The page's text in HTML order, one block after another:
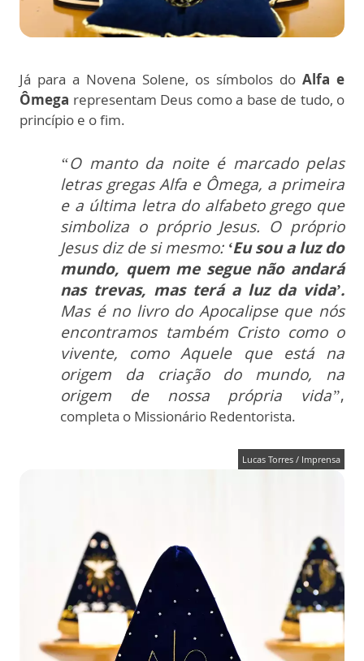
Já para a Novena Solene, os símbolos do Alfa e
Ômega representam Deus como a base de tudo, o
princípio e o fim.
“O manto da noite é marcado pelas
letras gregas Alfa e Ômega, a primeira
e a última letra do alfabeto grego que
simboliza o próprio Jesus. O próprio
Jesus diz de si mesmo: ‘Eu sou a luz do
mundo, quem me segue não andará
nas trevas, mas terá a luz da vida’.
Mas é no livro do Apocalipse que nós
encontramos também Cristo como o
vivente, como Aquele que está na
origem da criação do mundo, na
origem de nossa própria vida”,
completa o Missionário Redentorista.
Lucas Torres / Imprensa